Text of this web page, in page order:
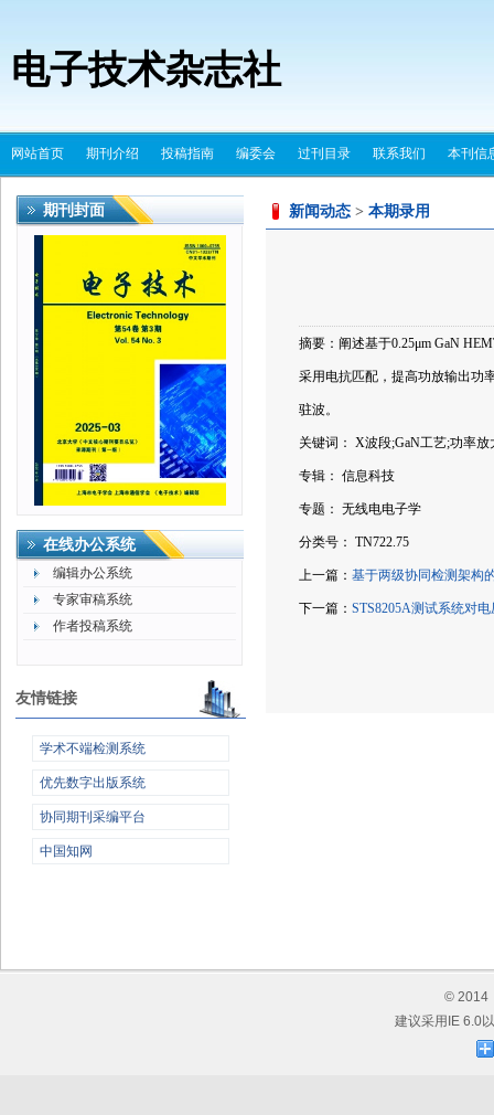
电子技术杂志社
网站首页 期刊介绍 投稿指南 编委会 过刊目录 联系我们 本刊信
期刊封面
在线办公系统
编辑办公系统
专家审稿系统
作者投稿系统
友情链接
学术不端检测系统
优先数字出版系统
协同期刊采编平台
中国知网
新闻动态 > 本期录用
摘要：阐述基于0.25μm GaN
采用电抗匹配，提高功放输出功
驻波。
关键词： X波段;GaN工艺;功率
专辑： 信息科技
专题： 无线电电子学
分类号： TN722.75
上一篇： 基于两级协同检测架构
下一篇： STS8205A测试系统对
© 2014
建议采用IE 6.0